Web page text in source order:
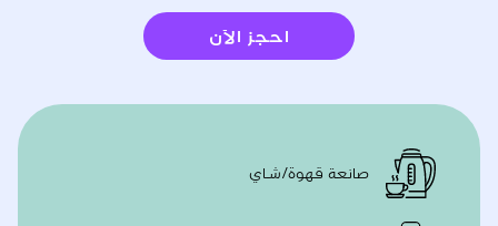
المساحة
احجز الآن
صانعة قهوة/شاي